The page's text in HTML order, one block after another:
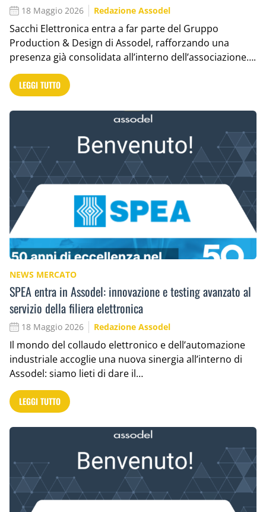
18 Maggio 2026 Redazione Assodel
Sacchi Elettronica entra a far parte del Gruppo
Production & Design di Assodel, rafforzando una
presenza già consolidata all’interno dell’associazione….
LEGGI TUTTO
NEWS MERCATO
SPEA entra in Assodel: innovazione e testing avanzato al
servizio della filiera elettronica
18 Maggio 2026 Redazione Assodel
Il mondo del collaudo elettronico e dell’automazione
industriale accoglie una nuova sinergia all’interno di
Assodel: siamo lieti di dare il…
LEGGI TUTTO